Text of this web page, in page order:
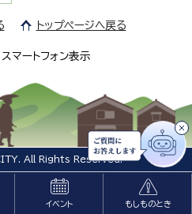
イベント もしものとき
トップページへ戻る
スマートフォン表示
All Rights Reserved.